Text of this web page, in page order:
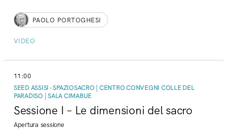
PAOLO PORTOGHESI
VIDEO
11:00
SEED ASSISI - SPAZIOSACRO | CENTRO CONVEGNI COLLE DEL
PARADISO | SALA CIMABUE
Sessione I – Le dimensioni del sacro
Apertura sessione